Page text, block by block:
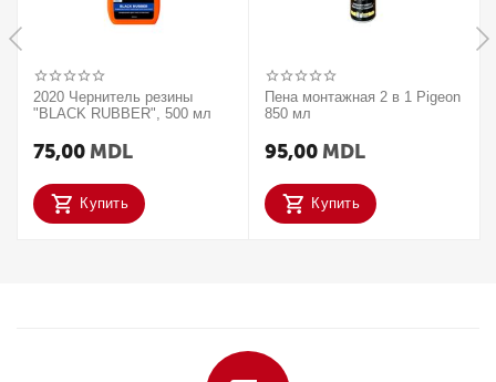
2020 Чернитель резины
"BLACK RUBBER", 500 мл
75,00 MDL
Купить
Пена монтажная 2 в 1 Pigeon
850 мл
95,00 MDL
Купить